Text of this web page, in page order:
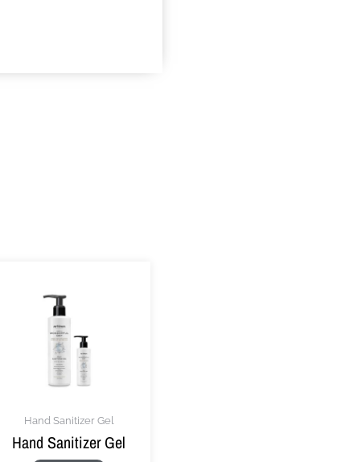
Hand Sanitizer Gel
Hand Sanitizer Gel